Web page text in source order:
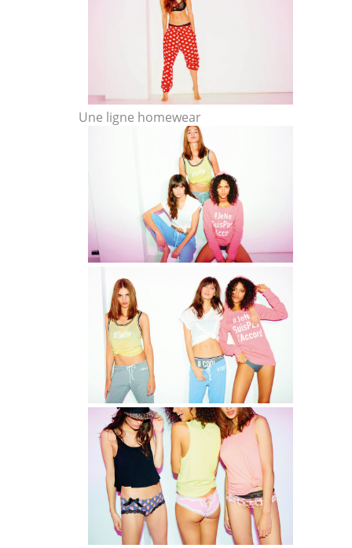
Une ligne homewear